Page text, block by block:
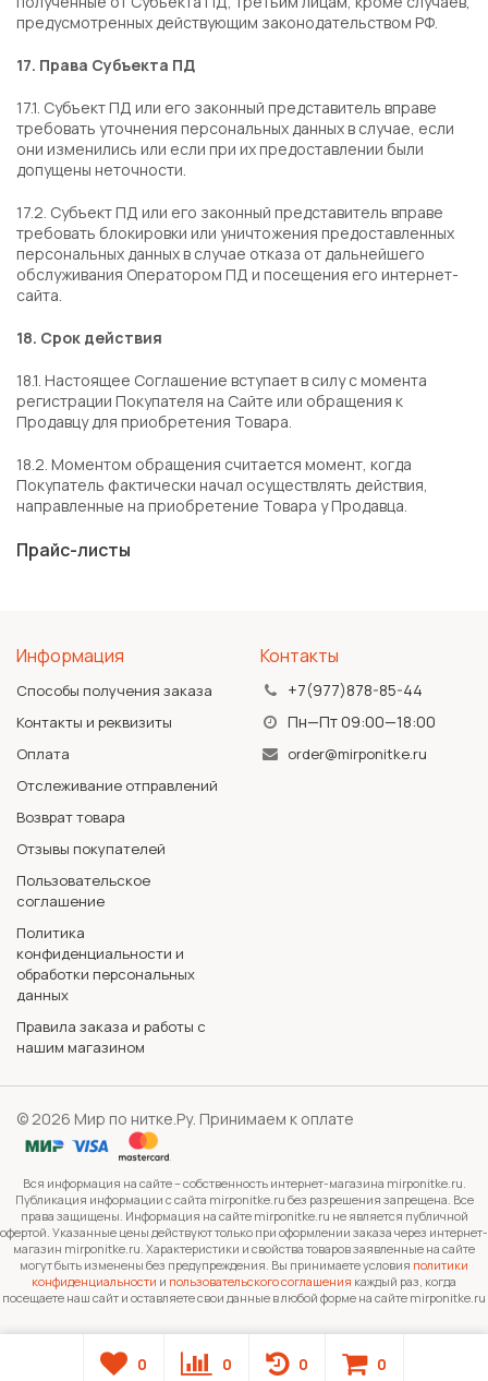
предусмотренных действующим законодательством РФ.
17. Права Субъекта ПД
17.1. Субъект ПД или его законный представитель вправе
требовать уточнения персональных данных в случае, если
они изменились или если при их предоставлении были
допущены неточности.
17.2. Субъект ПД или его законный представитель вправе
требовать блокировки или уничтожения предоставленных
персональных данных в случае отказа от дальнейшего
обслуживания Оператором ПД и посещения его интернет-
сайта.
18. Срок действия
18.1. Настоящее Соглашение вступает в силу с момента
регистрации Покупателя на Сайте или обращения к
Продавцу для приобретения Товара.
18.2. Моментом обращения считается момент, когда
Покупатель фактически начал осуществлять действия,
направленные на приобретение Товара у Продавца.
Прайс-листы
Информация
Способы получения заказа
Контакты и реквизиты
Оплата
Отслеживание отправлений
Возврат товара
Отзывы покупателей
Пользовательское
соглашение
Политика
конфиденциальности и
обработки персональных
данных
Правила заказа и работы с
нашим магазином
Контакты
+7(977)878-85-44
Пн—Пт 09:00—18:00
order@mirponitke.ru
© 2026 Мир по нитке.Ру. Принимаем к оплате
Вся информация на сайте – собственность интернет-магазина mirponitke.ru.
Публикация информации с сайта mirponitke.ru без разрешения запрещена. Все
права защищены. Информация на сайте mirponitke.ru не является публичной
офертой. Указанные цены действуют только при оформлении заказа через интернет-
магазин mirponitke.ru. Характеристики и свойства товаров заявленные на сайте
могут быть изменены без предупреждения. Вы принимаете условия политики
конфиденциальности и пользовательского соглашения каждый раз, когда
посещаете наш сайт и оставляете свои данные в любой форме на сайте mirponitke.ru
0 0 0 0